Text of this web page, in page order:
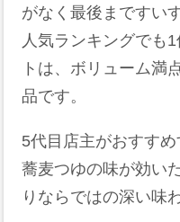
がなく最後まですい
人気ランキングでも
トは、ボリューム満
品です。
5代目店主がおすす
蕎麦つゆの味が効い
りならではの深い味